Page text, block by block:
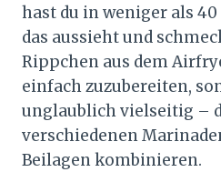
hast du in weniger als
das aussieht und
Rippchen aus dem
einfach zuzubereiten,
unglaublich vielseitig –
verschiedenen
Beilagen kombinieren.